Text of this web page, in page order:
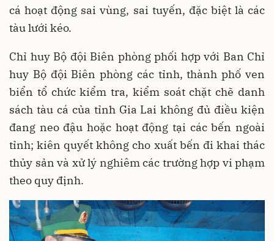
cá hoạt động sai vùng, sai tuyến, đặc biệt là các
tàu lưới kéo.
Chỉ huy Bộ đội Biên phòng phối hợp với Ban Chỉ
huy Bộ đội Biên phòng các tỉnh, thành phố ven
biển tổ chức kiểm tra, kiểm soát chặt chẽ danh
sách tàu cá của tỉnh Gia Lai không đủ điều kiện
đang neo đậu hoặc hoạt động tại các bến ngoài
tỉnh; kiên quyết không cho xuất bến đi khai thác
thủy sản và xử lý nghiêm các trường hợp vi phạm
theo quy định.